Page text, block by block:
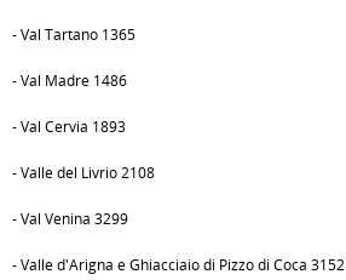
- Val Tartano 1365
- Val Madre 1486
- Val Cervia 1893
- Valle del Livrio 2108
- Val Venina 3299
- Valle d'Arigna e Ghiacciaio di Pizzo di Coca 3152